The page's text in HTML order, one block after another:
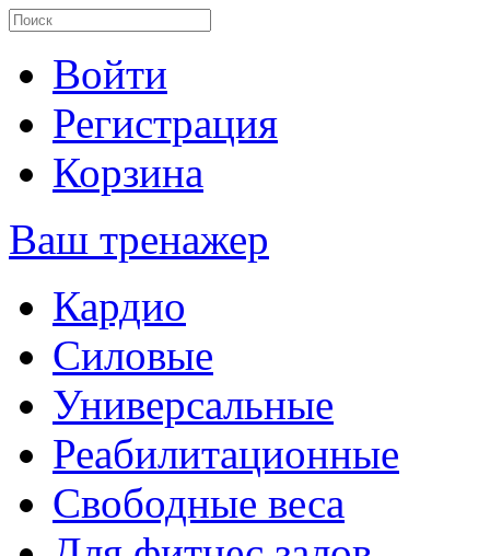
Войти
Регистрация
Корзина
Ваш тренажер
Кардио
Силовые
Универсальные
Реабилитационные
Свободные веса